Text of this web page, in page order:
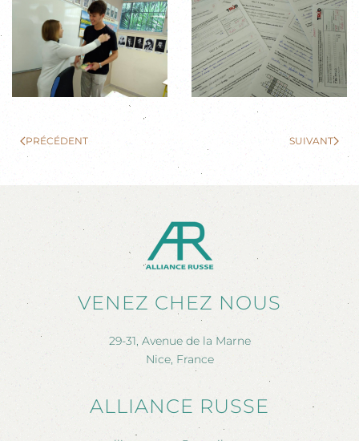
PRÉCÉDENT SUIVANT
VENEZ CHEZ NOUS
29-31, Avenue de la Marne
Nice, France
ALLIANCE RUSSE